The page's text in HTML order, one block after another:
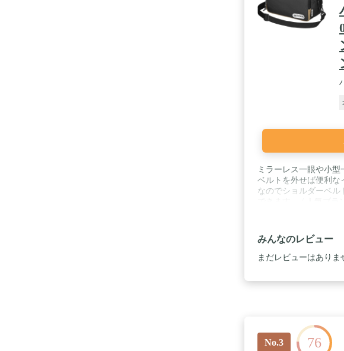
ミラーレス一眼や小
ベルトを外せば便利な
なのでショルダーベ
ッグ / 内寸法 :
: レンズ付きミラーレ
付いているのでちょっ
みんなのレビュー
まだレビューはありま
No.3 76